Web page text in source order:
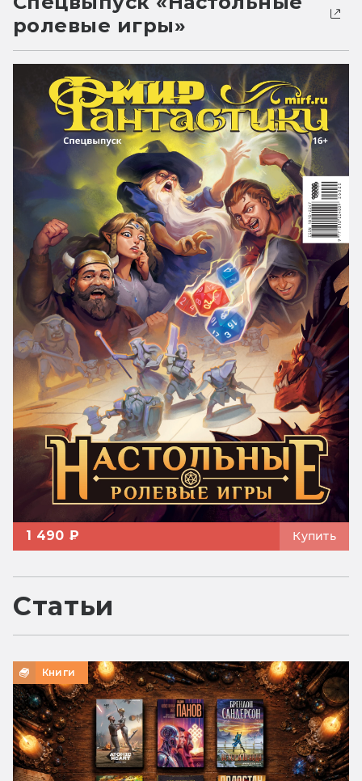
ролевые игры»
1 490 ₽ Купить
Статьи
Книги